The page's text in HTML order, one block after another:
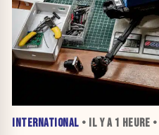
INTERNATIONAL • IL Y A 1 HEURE